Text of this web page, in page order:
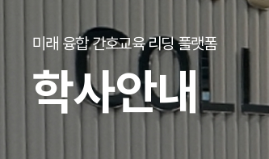
미래 융합 간호교육 리딩 플랫폼
학사안내